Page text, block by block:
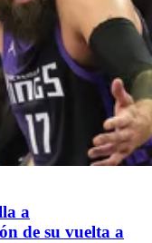
a
de su vuelta a